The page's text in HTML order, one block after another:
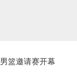
篮邀请赛开幕